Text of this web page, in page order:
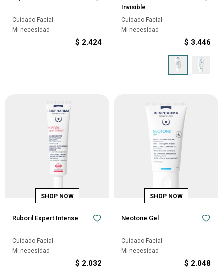
Cuidado Facial
Mi necesidad
$ 2.424
Invisible
Cuidado Facial
Mi necesidad
$ 3.446
Ruboril Expert Intense
Cuidado Facial
Mi necesidad
$ 2.032
Neotone Gel
Cuidado Facial
Mi necesidad
$ 2.048